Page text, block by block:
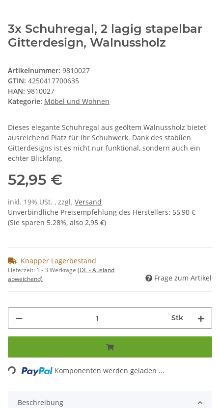
3x Schuhregal, 2 lagig stapelbar
Gitterdesign, Walnussholz
Artikelnummer: 9810027
GTIN: 4250417700635
HAN: 9810027
Kategorie: Möbel und Wohnen
Dieses elegante Schuhregal aus geöltem Walnussholz bietet
ausreichend Platz für Ihr Schuhwerk. Dank des stabilen
Gitterdesigns ist es nicht nur funktional, sondern auch ein
echter Blickfang.
52,95 €
inkl. 19% USt. , zzgl. Versand
Unverbindliche Preisempfehlung des Herstellers: 55,90 €
(Sie sparen 5.28%, also 2,95 €)
Knapper Lagerbestand
Lieferzeit: 1 - 3 Werktage (DE - Ausland
abweichend)
Frage zum Artikel
Stk
Loading... Komponenten werden geladen ...
Beschreibung